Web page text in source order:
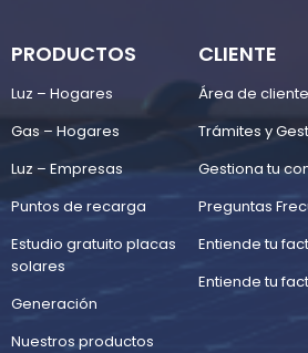
PRODUCTOS
Luz – Hogares
Gas – Hogares
Luz – Empresas
Puntos de recarga
Estudio gratuito placas
solares
Generación
Nuestros productos
CLIENTE
Área de cliente
Trámites y
Gestiona tu
Preguntas
Entiende tu
Entiende tu